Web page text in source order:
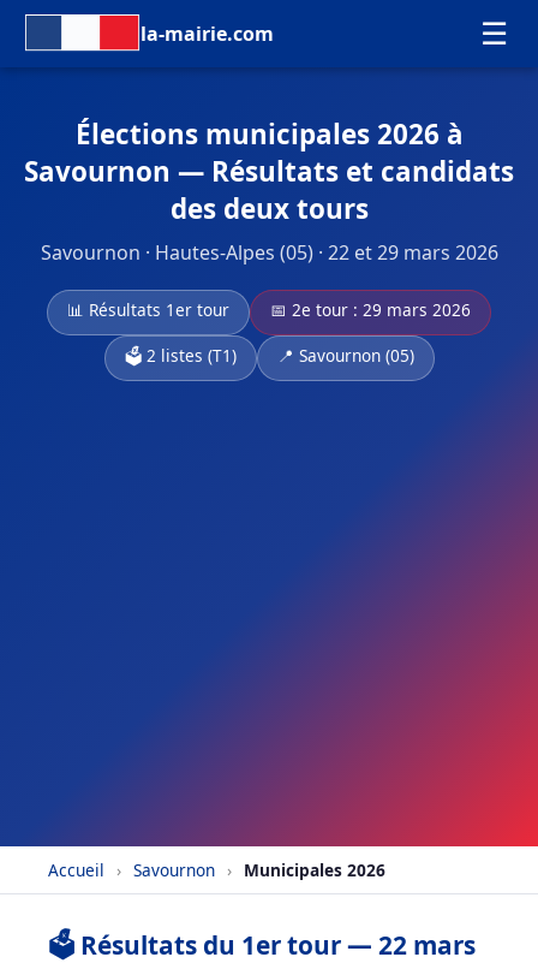
la-mairie.com ☰
Élections municipales 2026 à
Savournon — Résultats et candidats
des deux tours
Savournon · Hautes-Alpes (05) · 22 et 29 mars 2026
📊 Résultats 1er tour
📅 2e tour : 29 mars 2026
🗳️ 2 listes (T1)
📍 Savournon (05)
Accueil › Savournon › Municipales 2026
🗳️ Résultats du 1er tour — 22 mars